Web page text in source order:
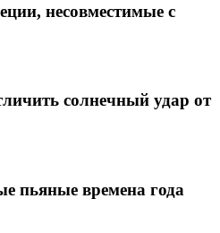
несовместимые с
солнечный удар от
пьяные времена года